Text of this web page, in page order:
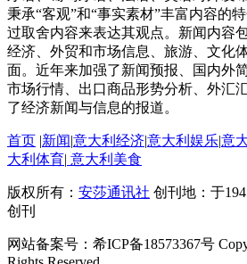
秉承“客观”和“事实素材”丰富内容的
过取舍内容来表达其观点。新闻内容
经济、外贸和市场信息、旅游、文化
面。近年来加强了新闻预报、国内外
市场行情、出口商品形势分析、外汇
了经济新闻与信息的报道。
首页 |新闻|意大利经济|意大利娱乐|意
大利体育| 意大利美食
版权所有： 安莎通讯社 创刊地：于
创刊
网站备案号：希ICP备18573367号